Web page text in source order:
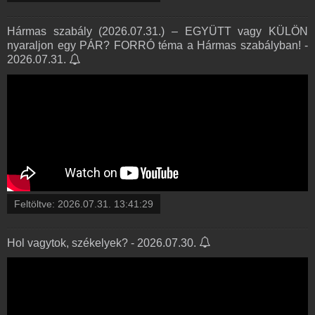
Hármas szabály (2026.07.31.) – EGYÜTT vagy KÜLÖN
nyaraljon egy PÁR? FORRÓ téma a Hármas szabályban! -
2026.07.31.
Feltöltve: 2026.07.31. 13:41:29
Hol vagytok, székelyek? - 2026.07.30.